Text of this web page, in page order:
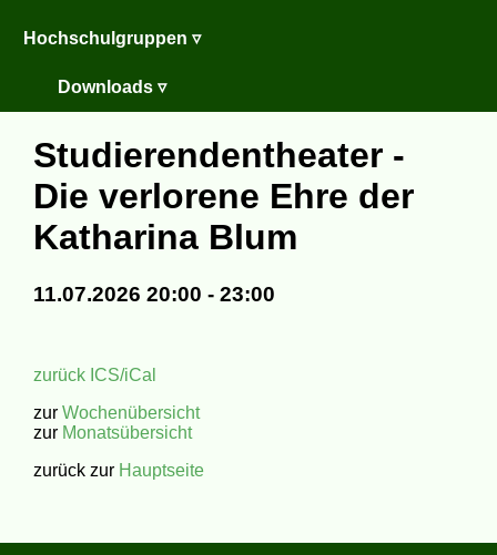
Hochschulgruppen ▿
Downloads ▿
Studierendentheater -
Die verlorene Ehre der
Katharina Blum
11.07.2026 20:00 - 23:00
zurück ICS/iCal
zur Wochenübersicht
zur Monatsübersicht
zurück zur Hauptseite